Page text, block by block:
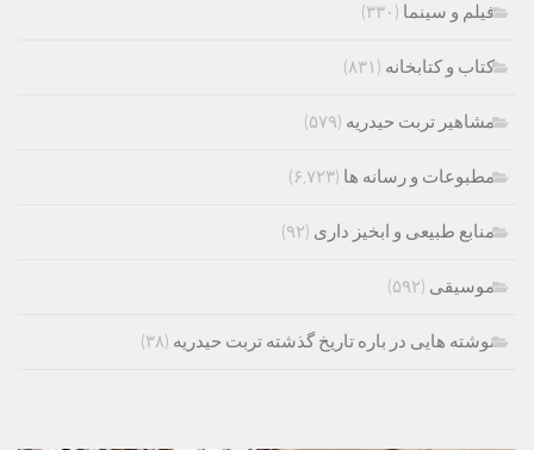
فیلم و سینما (۳۳۰)
کتاب و کتابخانه (۸۳۱)
مشاهیر تربت حیدریه (۵۷۹)
مطبوعات و رسانه ها (۶,۷۲۳)
منابع طبیعی و ابخیز داری (۹۲)
موسیقی (۵۹۲)
نوشته هایی در باره تاریخ گذشته تربت حیدریه (۳۸)